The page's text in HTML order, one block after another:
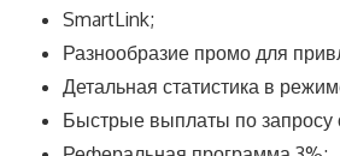
SmartLink;
Разнообразие промо для
Детальная статистика в
Быстрые выплаты по запросу